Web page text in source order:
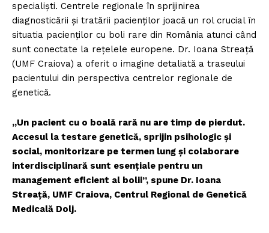
specialiști. Centrele regionale în sprijinirea
diagnosticării și tratării pacienților joacă un rol crucial în
situatia pacienților cu boli rare din România atunci când
sunt conectate la rețelele europene. Dr. Ioana Streață
(UMF Craiova) a oferit o imagine detaliată a traseului
pacientului din perspectiva centrelor regionale de
genetică.
„Un pacient cu o boală rară nu are timp de pierdut.
Accesul la testare genetică, sprijin psihologic și
social, monitorizare pe termen lung și colaborare
interdisciplinară sunt esențiale pentru un
management eficient al bolii”, spune Dr. Ioana
Streață, UMF Craiova, Centrul Regional de Genetică
Medicală Dolj.